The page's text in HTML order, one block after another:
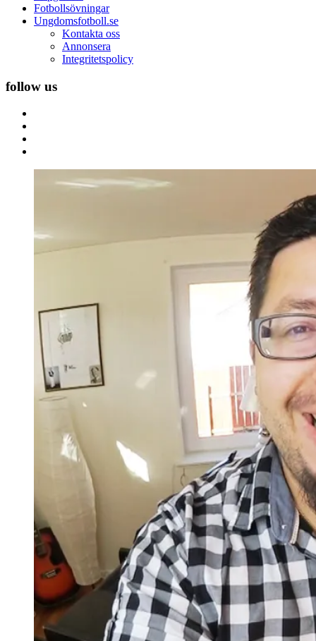
Fotbollsövningar
Ungdomsfotboll.se
Kontakta oss
Annonsera
Integritetspolicy
follow us